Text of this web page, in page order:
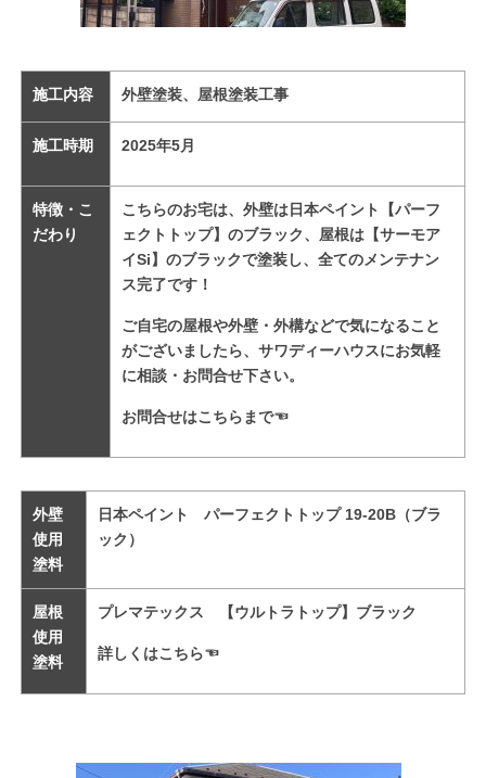
施工内容 外壁塗装、屋根塗装工事
施工時期 2025年5月
特徴・こ
だわり
こちらのお宅は、外壁は日本ペイント【パーフ
ェクトトップ】のブラック、屋根は【サーモア
イSi】のブラックで塗装し、 全てのメンテナン
ス完了です！
ご自宅の屋根や外壁・外構などで気になること
がございましたら、サワディーハウスにお気軽
に相談・お問合せ下さい。
お問合せはこちらまで☜
外壁
使用
塗料
日本ペイント パーフェクトトップ 19-20B（ブラ
ック）
屋根
使用
塗料
プレマテックス 【ウルトラトップ】ブラック
詳しくはこちら☜